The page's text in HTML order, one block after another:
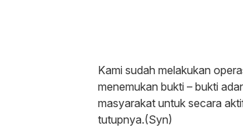
Kami sudah melakukan
menemukan bukti – bukti
masyarakat untuk secara
tutupnya.(Syn)